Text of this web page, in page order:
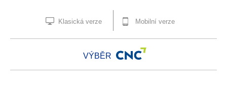
Klasická verze Mobilní verze
VÝBĚR